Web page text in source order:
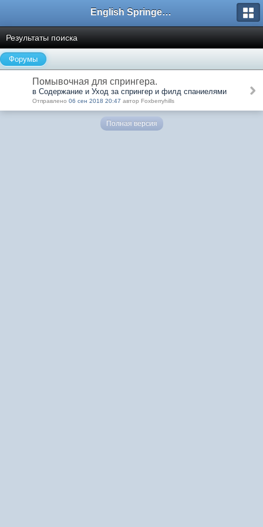
English Springer Spaniel Club
Результаты поиска
Форумы
Помывочная для спрингера.
в Содержание и Уход за спрингер и филд спаниелями
Отправлено 06 сен 2018 20:47 автор Foxberryhills
Полная версия